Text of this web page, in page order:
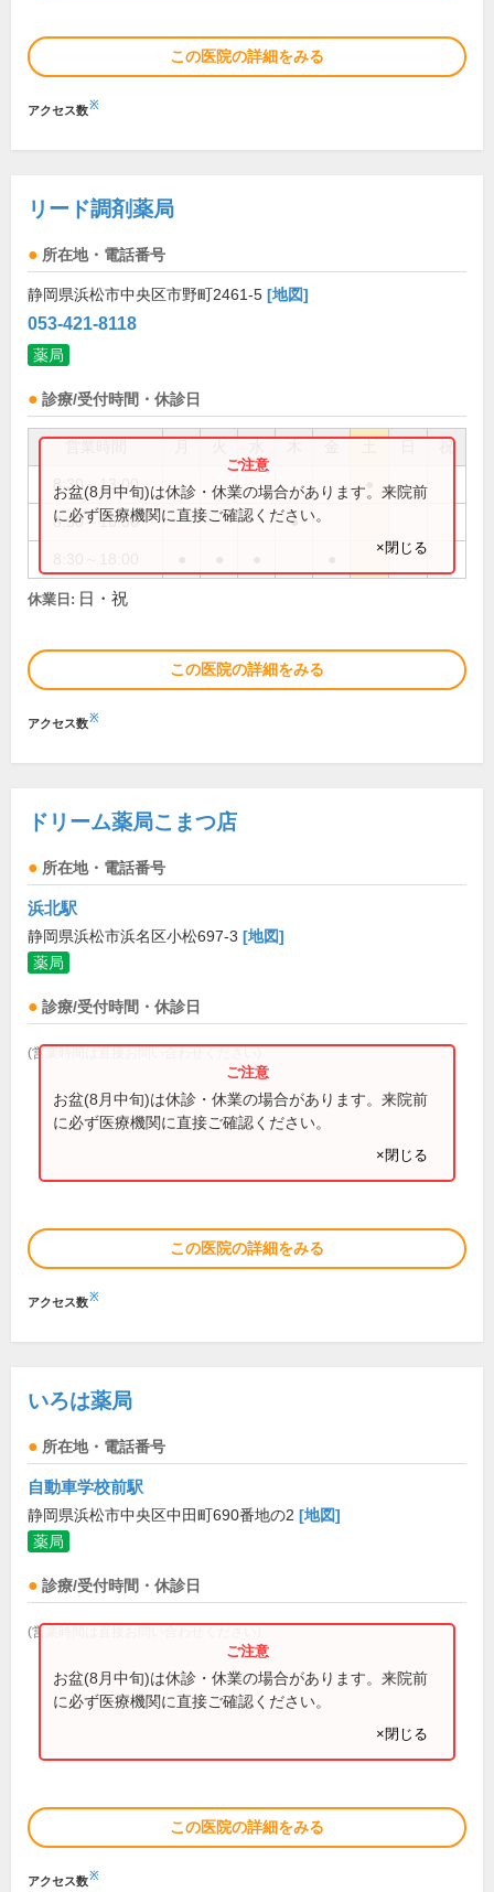
この医院の詳細をみる
アクセス数※
リード調剤薬局
所在地・電話番号
静岡県浜松市中央区市野町2461-5 [地図]
053-421-8118
薬局
診療/受付時間・休診日
祝
8:30～13:00
8:30～16:30 ●
お盆(8月中旬)は休診・休業の場合があります。来院前
に必ず医療機関に直接ご確認ください。
×閉じる
休業日: 日・祝
この医院の詳細をみる
アクセス数※
ドリーム薬局こまつ店
所在地・電話番号
浜北駅
静岡県浜松市浜名区小松697-3 [地図]
薬局
診療/受付時間・休診日
(営業時間は直接お問い合わせください)
お盆(8月中旬)は休診・休業の場合があります。来院前
に必ず医療機関に直接ご確認ください。
×閉じる
この医院の詳細をみる
アクセス数※
いろは薬局
所在地・電話番号
自動車学校前駅
静岡県浜松市中央区中田町690番地の2 [地図]
薬局
診療/受付時間・休診日
(営業時間は直接お問い合わせください)
お盆(8月中旬)は休診・休業の場合があります。来院前
に必ず医療機関に直接ご確認ください。
×閉じる
この医院の詳細をみる
アクセス数※